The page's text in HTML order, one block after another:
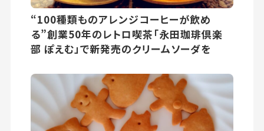
“100種類ものアレンジコーヒーが飲め
る”創業50年のレトロ喫茶「永田珈琲倶楽
部 ぽえむ」で新発売のクリームソーダを